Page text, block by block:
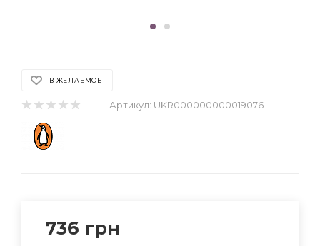
В ЖЕЛАЕМОЕ
Артикул: UKR000000000019076
736 грн